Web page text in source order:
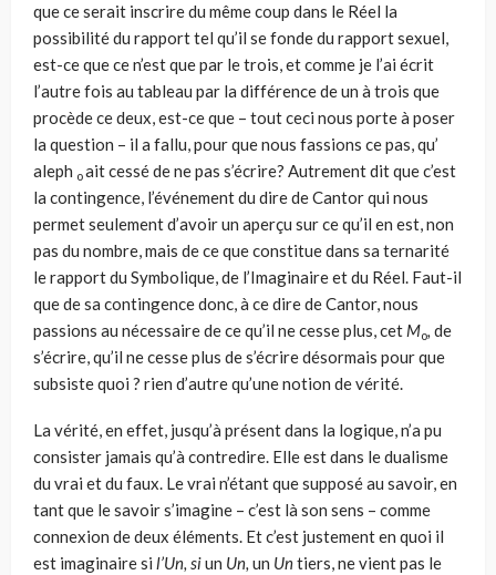
que ce serait inscrire du même coup dans le Réel la
possibilité du rapport tel qu’il se fonde du rapport sexuel,
est-ce que ce n’est que par le trois, et comme je l’ai écrit
l’autre fois au tableau par la différence de un à trois que
procède ce deux, est-ce que – tout ceci nous porte à poser
la question – il a fallu, pour que nous fassions ce pas, qu’
aleph oait cessé de ne pas s’écrire? Autrement dit que c’est
la contingence, l’événement du dire de Cantor qui nous
permet seulement d’avoir un aperçu sur ce qu’il en est, non
pas du nombre, mais de ce que constitue dans sa ternarité
le rapport du Symbolique, de l’Imaginaire et du Réel. Faut-il
que de sa contingence donc, à ce dire de Cantor, nous
passions au nécessaire de ce qu’il ne cesse plus, cet Mo, de
s’écrire, qu’il ne cesse plus de s’écrire désormais pour que
subsiste quoi ? rien d’autre qu’une notion de vérité.
La vérité, en effet, jusqu’à présent dans la logique, n’a pu
consister jamais qu’à contredire. Elle est dans le dualisme
du vrai et du faux. Le vrai n’étant que supposé au savoir, en
tant que le savoir s’imagine – c’est là son sens – comme
connexion de deux éléments. Et c’est justement en quoi il
est imaginaire si l’Un, siun Un, un Untiers, ne vient pas le